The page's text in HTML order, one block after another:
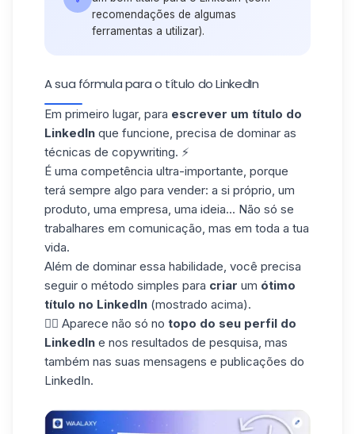
recomendações de algumas
ferramentas a utilizar).
A sua fórmula para o título do LinkedIn
Em primeiro lugar, para escrever um título do
LinkedIn que funcione, precisa de dominar as
técnicas de copywriting. ⚡️
É uma competência ultra-importante, porque
terá sempre algo para vender: a si próprio, um
produto, uma empresa, uma ideia... Não só se
trabalhares em comunicação, mas em toda a tua
vida.
Além de dominar essa habilidade, você precisa
seguir o método simples para criar um ótimo
título no LinkedIn (mostrado acima).
👉🏼 Aparece não só no topo do seu perfil do
LinkedIn e nos resultados de pesquisa, mas
também nas suas mensagens e publicações do
LinkedIn.